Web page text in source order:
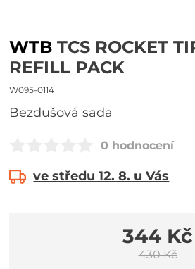
WTB TCS ROCKET
REFILL PACK
W095-0114
bezdušová sada
0 hodnocení
ve středu 12. 8. u Vás
344 Kč
430 Kč